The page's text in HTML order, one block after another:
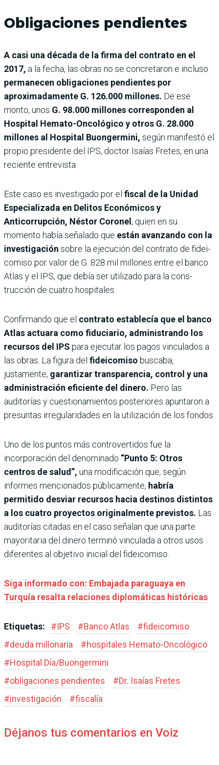
Obligaciones pendientes
A casi una década de la firma del contrato en el
2017, a la fecha, las obras no se concretaron e incluso
permanecen obligaciones pendientes por
aproximadamente G. 126.000 millones. De ese
monto, unos G. 98.000 millones corresponden al
Hospital Hemato-Oncológico y otros G. 28.000
millones al Hospital Buongermini, según manifestó el
propio presidente del IPS, doctor Isaías Fretes, en una
reciente entrevista.
Este caso es investigado por el fiscal de la Unidad
Especializada en Delitos Económi­cos y
Anticorrupción, Nés­tor Coronel , quien en su
momento había señalado que están avanzando con la
investigación sobre la eje­cución del contrato de fidei­
comiso por valor de G. 828 mil millones entre el banco
Atlas y el IPS, que debía ser utilizado para la cons­
trucción de cuatro hospi­tales.
Confirmando que el contrato establecía que el banco
Atlas actuara como fiduciario, administrando los
recursos del IPS para ejecutar los pagos vinculados a
las obras. La figura del fideicomiso buscaba,
justamente, garantizar transparencia, control y una
administración eficiente del dinero. Pero las
auditorías y cuestionamientos posteriores apuntaron a
presuntas irregularidades en la utilización de los fondos.
Uno de los puntos más controvertidos fue la
incorporación del denominado “Punto 5: Otros
centros de salud”, una modificación que, según
informes mencionados públicamente, habría
permitido desviar recursos hacia destinos distintos
a los cuatro proyectos originalmente previstos. Las
auditorías citadas en el caso señalan que una parte
mayoritaria del dinero terminó vinculada a otros usos
diferentes al objetivo inicial del fideicomiso.
Siga informado con: Embajada paraguaya en
Turquía resalta relaciones diplomáticas históricas
Etiquetas: #IPS #Banco Atlas #fideicomiso
#deuda millonaria #hospitales Hemato-Oncológico
#Hospital Día/Buongermini
#obligaciones pendientes #Dr. Isaías Fretes
#investigación #fiscalía
Déjanos tus comentarios en Voiz